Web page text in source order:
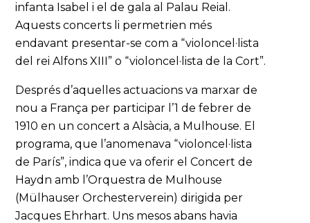
infanta Isabel i el de gala al Palau Reial.
Aquests concerts li permetrien més
endavant presentar-se com a “violoncel·lista
del rei Alfons XIII” o “violoncel·lista de la Cort”.
Després d’aquelles actuacions va marxar de
nou a França per participar l’1 de febrer de
1910 en un concert a Alsàcia, a Mulhouse. El
programa, que l’anomenava “violoncel·lista
de París”, indica que va oferir el Concert de
Haydn amb l’Orquestra de Mulhouse
(Mülhauser Orchesterverein) dirigida per
Jacques Ehrhart. Uns mesos abans havia